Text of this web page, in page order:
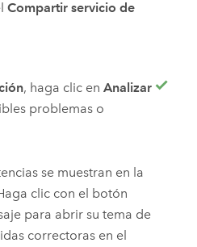
Compartir servicio de
, haga clic en Analizar
problemas o
se muestran en la
clic con el botón
para abrir su tema de
correctoras en el